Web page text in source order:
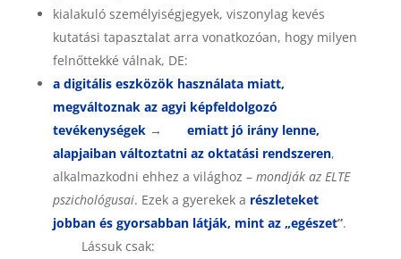
kialakuló személyiségjegyek, viszonylag kevés
kutatási tapasztalat arra vonatkozóan, hogy milyen
felnőttekké válnak, DE:
a digitális eszközök használata miatt,
megváltoznak az agyi képfeldolgozó
tevékenységek → emiatt jó irány lenne,
alapjaiban változtatni az oktatási rendszeren,
alkalmazkodni ehhez a világhoz – mondják az ELTE
pszichológusai. Ezek a gyerekek a részleteket
jobban és gyorsabban látják, mint az „egészet”.
Lássuk csak: